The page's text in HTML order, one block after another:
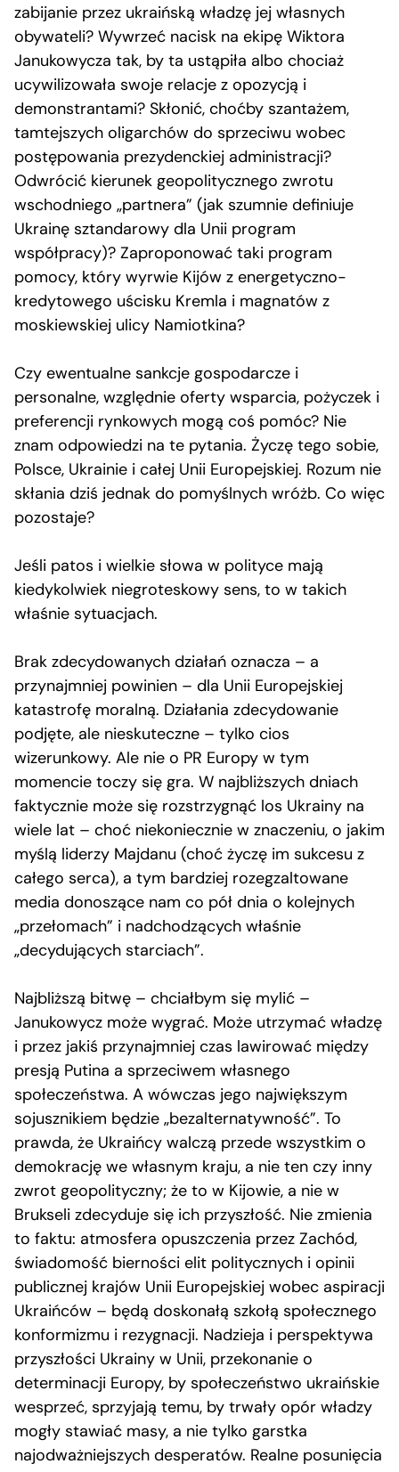
zabijanie przez ukraińską władzę jej własnych
obywateli? Wywrzeć nacisk na ekipę Wiktora
Janukowycza tak, by ta ustąpiła albo chociaż
ucywilizowała swoje relacje z opozycją i
demonstrantami? Skłonić, choćby szantażem,
tamtejszych oligarchów do sprzeciwu wobec
postępowania prezydenckiej administracji?
Odwrócić kierunek geopolitycznego zwrotu
wschodniego „partnera” (jak szumnie definiuje
Ukrainę sztandarowy dla Unii program
współpracy)? Zaproponować taki program
pomocy, który wyrwie Kijów z energetyczno-
kredytowego uścisku Kremla i magnatów z
moskiewskiej ulicy Namiotkina?
Czy ewentualne sankcje gospodarcze i
personalne, względnie oferty wsparcia, pożyczek i
preferencji rynkowych mogą coś pomóc? Nie
znam odpowiedzi na te pytania. Życzę tego sobie,
Polsce, Ukrainie i całej Unii Europejskiej. Rozum nie
skłania dziś jednak do pomyślnych wróżb. Co więc
pozostaje?
Jeśli patos i wielkie słowa w polityce mają
kiedykolwiek niegroteskowy sens, to w takich
właśnie sytuacjach.
Brak zdecydowanych działań oznacza – a
przynajmniej powinien – dla Unii Europejskiej
katastrofę moralną. Działania zdecydowanie
podjęte, ale nieskuteczne – tylko cios
wizerunkowy. Ale nie o PR Europy w tym
momencie toczy się gra. W najbliższych dniach
faktycznie może się rozstrzygnąć los Ukrainy na
wiele lat – choć niekoniecznie w znaczeniu, o jakim
myślą liderzy Majdanu (choć życzę im sukcesu z
całego serca), a tym bardziej rozegzaltowane
media donoszące nam co pół dnia o kolejnych
„przełomach” i nadchodzących właśnie
„decydujących starciach”.
Najbliższą bitwę – chciałbym się mylić –
Janukowycz może wygrać. Może utrzymać władzę
i przez jakiś przynajmniej czas lawirować między
presją Putina a sprzeciwem własnego
społeczeństwa. A wówczas jego największym
sojusznikiem będzie „bezalternatywność”. To
prawda, że Ukraińcy walczą przede wszystkim o
demokrację we własnym kraju, a nie ten czy inny
zwrot geopolityczny; że to w Kijowie, a nie w
Brukseli zdecyduje się ich przyszłość. Nie zmienia
to faktu: atmosfera opuszczenia przez Zachód,
świadomość bierności elit politycznych i opinii
publicznej krajów Unii Europejskiej wobec aspiracji
Ukraińców – będą doskonałą szkołą społecznego
konformizmu i rezygnacji. Nadzieja i perspektywa
przyszłości Ukrainy w Unii, przekonanie o
determinacji Europy, by społeczeństwo ukraińskie
wesprzeć, sprzyjają temu, by trwały opór władzy
mogły stawiać masy, a nie tylko garstka
najodważniejszych desperatów. Realne posunięcia